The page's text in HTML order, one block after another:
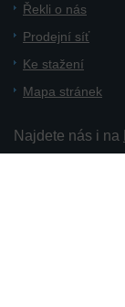
Řekli o nás
Prodejní síť
Ke stažení
Mapa stránek
Najdete nás i na